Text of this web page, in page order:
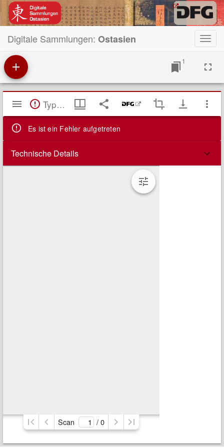
Digitale Sammlungen: Ostasien
1
Mirador
Viewer TypeError: Failed to fetch
Es ist ein Fehler aufgetreten
Technische Details
Scan / 0